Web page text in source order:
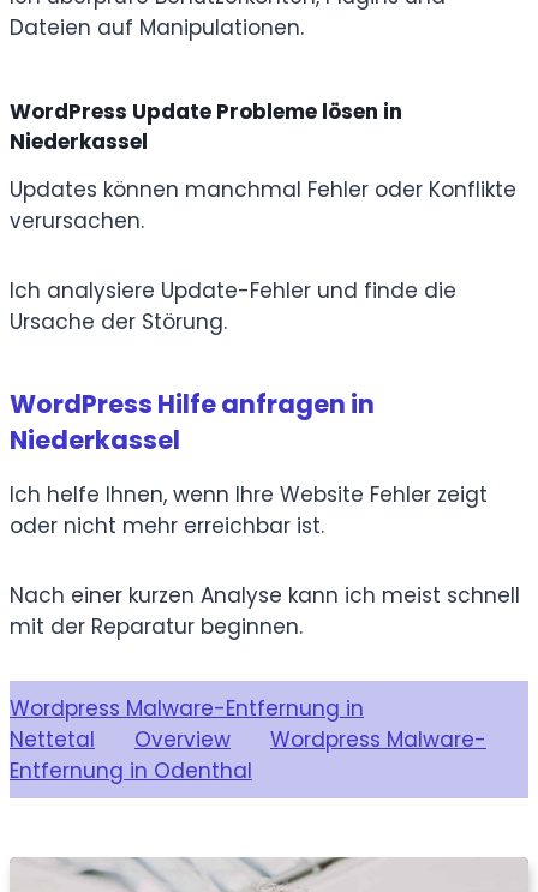
Dateien auf Manipulationen.
WordPress Update Probleme lösen in
Niederkassel
Updates können manchmal Fehler oder Konflikte
verursachen.
Ich analysiere Update-Fehler und finde die
Ursache der Störung.
WordPress Hilfe anfragen in
Niederkassel
Ich helfe Ihnen, wenn Ihre Website Fehler zeigt
oder nicht mehr erreichbar ist.
Nach einer kurzen Analyse kann ich meist schnell
mit der Reparatur beginnen.
Wordpress Malware-Entfernung in
Nettetal
Overview
Wordpress Malware-
Entfernung in Odenthal